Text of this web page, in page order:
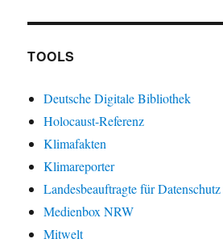
TOOLS
Deutsche Digitale Bibliothek
Holocaust-Referenz
Klimafakten
Klimareporter
Landesbeauftragte für
Medienbox NRW
Mitwelt